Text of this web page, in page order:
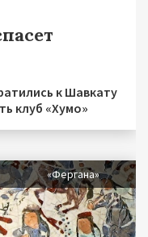
к Шавкату
клуб «Хумо»
«Фергана»